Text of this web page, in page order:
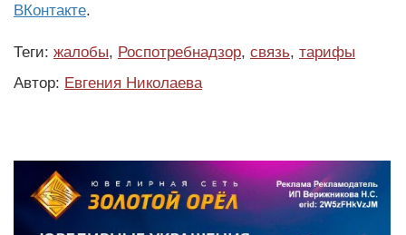
ВКонтакте.
Теги: жалобы, Роспотребнадзор, связь, тарифы
Автор: Евгения Николаева